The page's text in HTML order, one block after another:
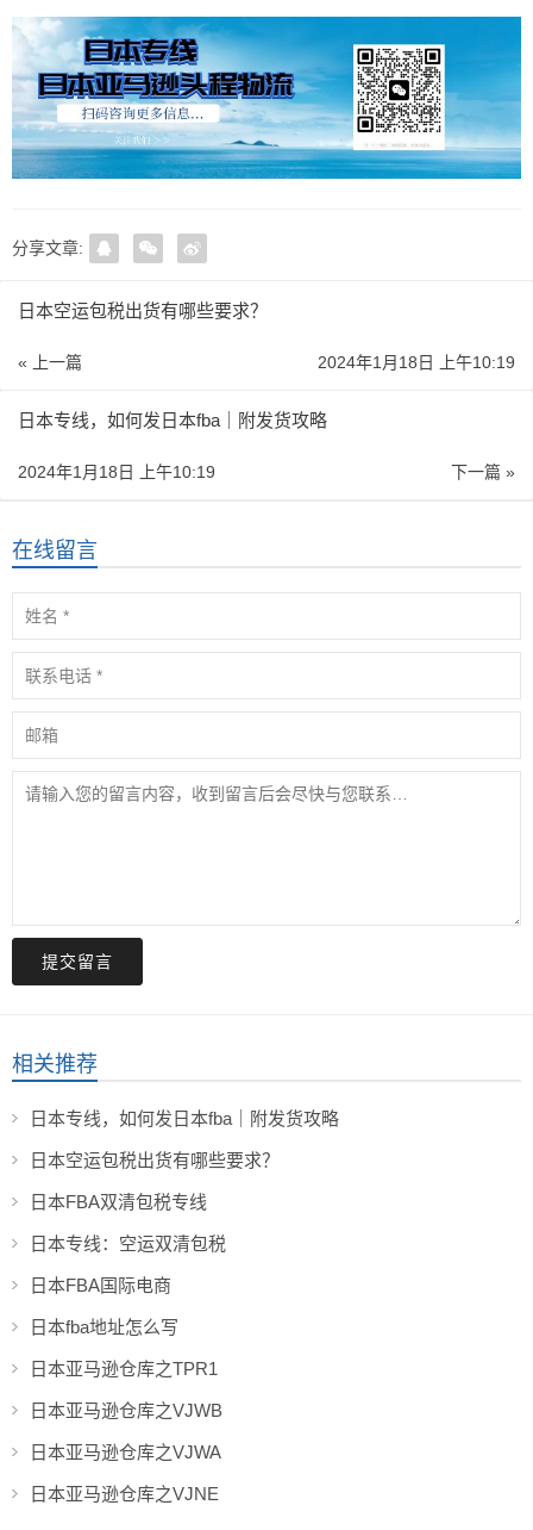
分享文章:
日本空运包税出货有哪些要求？
« 上一篇 2024年1月18日 上午10:19
日本专线，如何发日本fba｜附发货攻略
下一篇 »
2024年1月18日 上午10:19
在线留言
提交留言
相关推荐
日本专线，如何发日本fba｜附发货攻略
日本空运包税出货有哪些要求？
日本FBA双清包税专线
日本专线：空运双清包税
日本FBA国际电商
日本fba地址怎么写
日本亚马逊仓库之TPR1
日本亚马逊仓库之VJWB
日本亚马逊仓库之VJWA
日本亚马逊仓库之VJNE